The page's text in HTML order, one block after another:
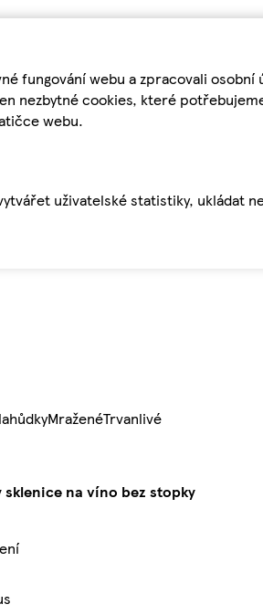
fungování webu a zpracovali
nezbytné cookies, které
webu.
uživatelské statistiky, ukládat
MraženéTrvanlivé
sklenice na víno bez stopky